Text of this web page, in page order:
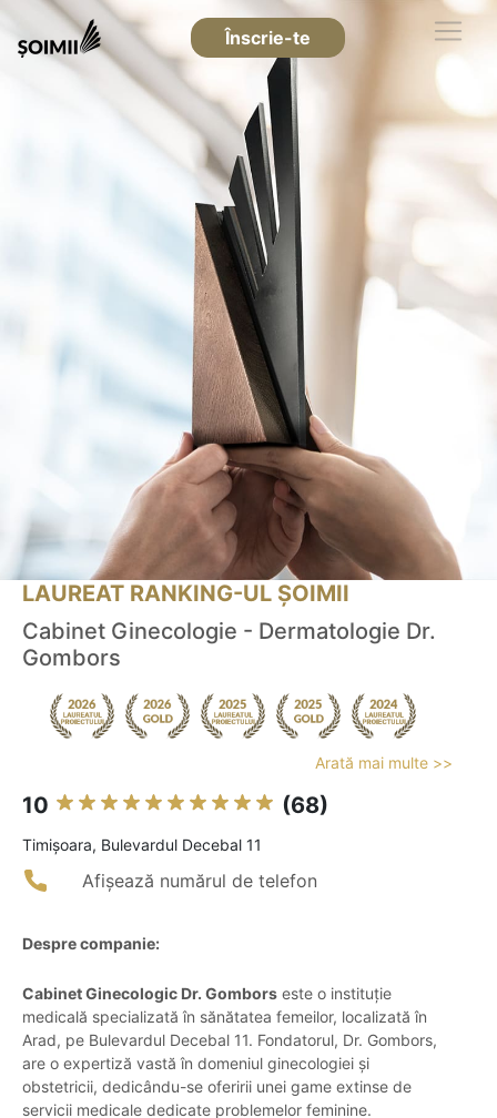
Înscrie-te
LAUREAT RANKING-UL ȘOIMII
Cabinet Ginecologie - Dermatologie Dr.
Gombors
Arată mai multe >>
10 (68)
Timişoara, Bulevardul Decebal 11
Afișează numărul de telefon
Despre companie:
Cabinet Ginecologic Dr. Gombors este o instituție
medicală specializată în sănătatea femeilor, localizată în
Arad, pe Bulevardul Decebal 11. Fondatorul, Dr. Gombors,
are o expertiză vastă în domeniul ginecologiei și
obstetricii, dedicându-se oferirii unei game extinse de
servicii medicale dedicate problemelor feminine.